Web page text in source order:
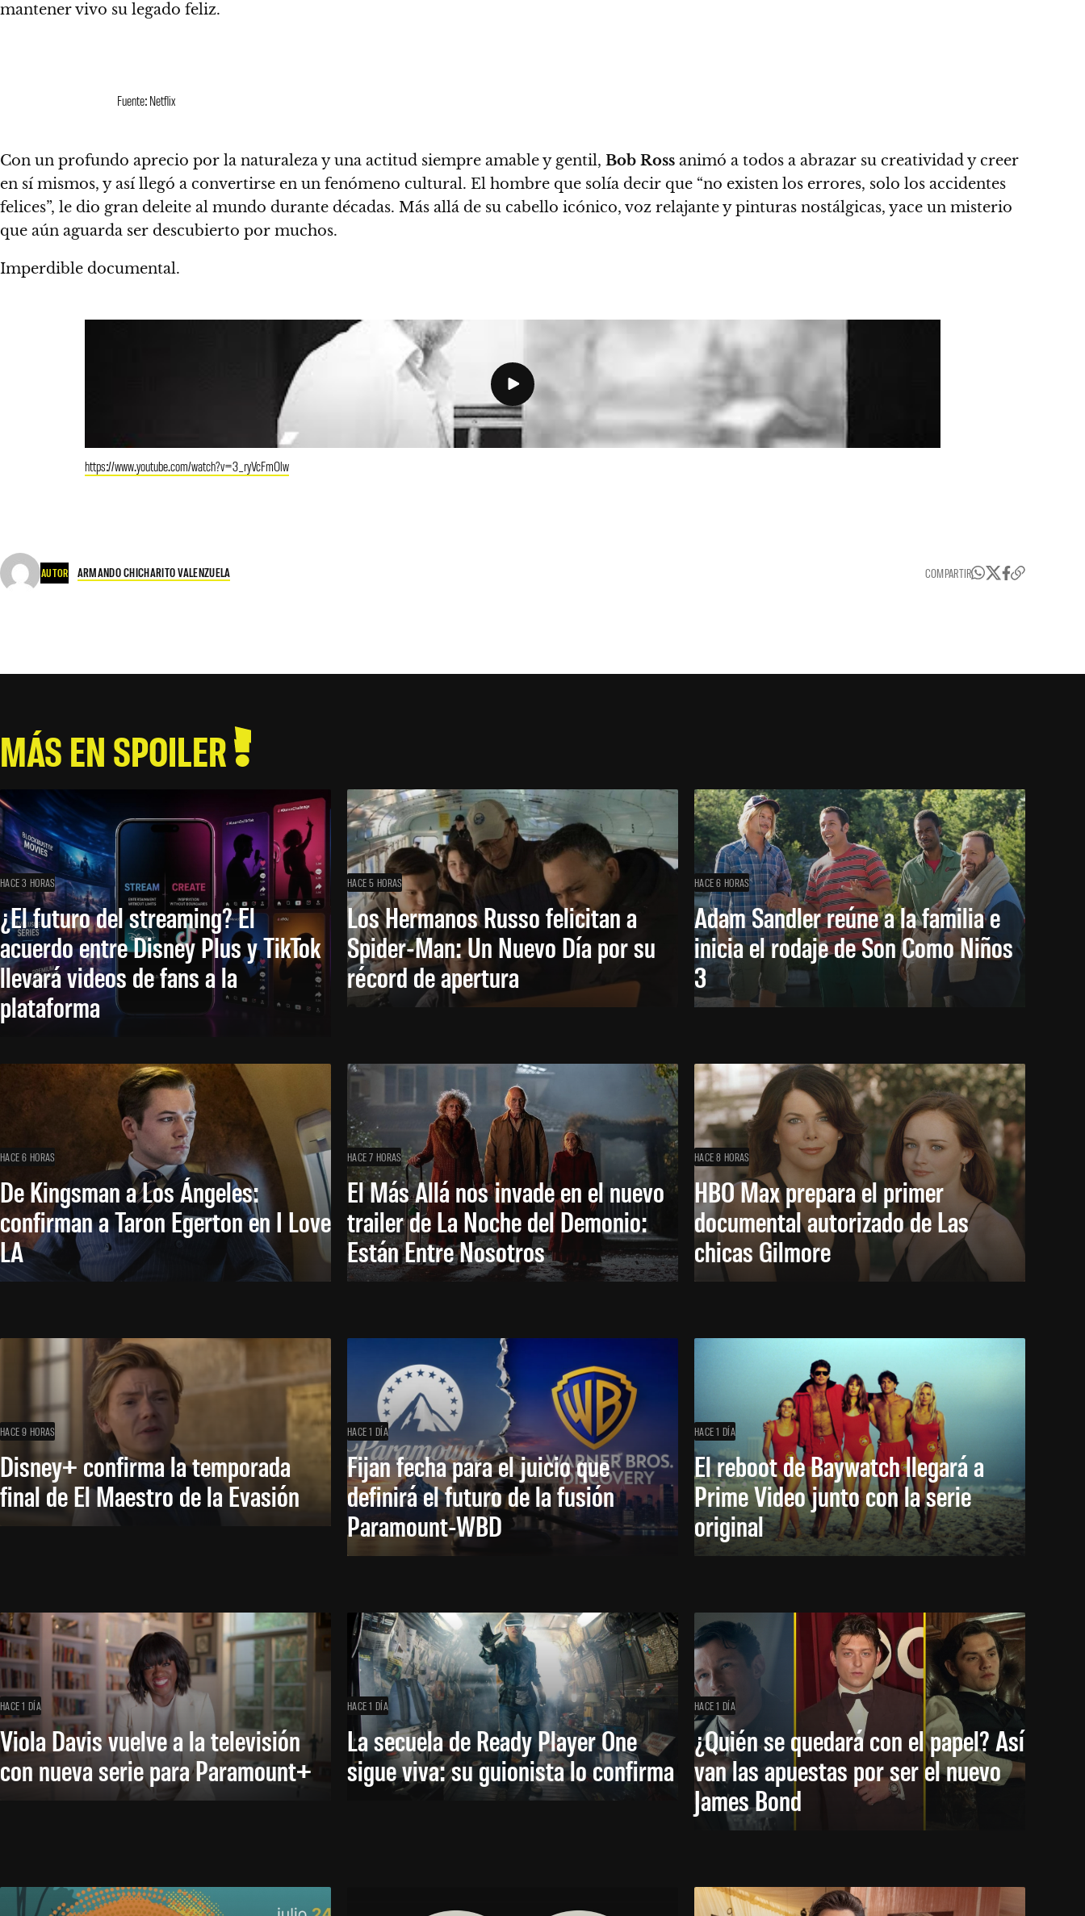
mantener vivo su legado feliz.
Fuente: Netflix
Con un profundo aprecio por la naturaleza y una actitud siempre amable y gentil, Bob Ross animó a todos a abrazar su creatividad y creer
en sí mismos, y así llegó a convertirse en un fenómeno cultural. El hombre que solía decir que “no existen los errores, solo los accidentes
felices”, le dio gran deleite al mundo durante décadas. Más allá de su cabello icónico, voz relajante y pinturas nostálgicas, yace un misterio
que aún aguarda ser descubierto por muchos.
Imperdible documental.
https://www.youtube.com/watch?v=3_ryVcFmOlw
AUTOR ARMANDO CHICHARITO VALENZUELA COMPARTIR
MÁS EN SPOILER
HACE 3 HORAS
¿El futuro del streaming? El
acuerdo entre Disney Plus y TikTok
llevará videos de fans a la
plataforma
HACE 5 HORAS
Los Hermanos Russo felicitan a
Spider-Man: Un Nuevo Día por su
récord de apertura
HACE 6 HORAS
Adam Sandler reúne a la familia e
inicia el rodaje de Son Como Niños
3
HACE 6 HORAS
De Kingsman a Los Ángeles:
confirman a Taron Egerton en I Love
LA
HACE 7 HORAS
El Más Allá nos invade en el nuevo
trailer de La Noche del Demonio:
Están Entre Nosotros
HACE 8 HORAS
HBO Max prepara el primer
documental autorizado de Las
chicas Gilmore
HACE 9 HORAS
Disney+ confirma la temporada
final de El Maestro de la Evasión
HACE 1 DÍA
Fijan fecha para el juicio que
definirá el futuro de la fusión
Paramount-WBD
HACE 1 DÍA
El reboot de Baywatch llegará a
Prime Video junto con la serie
original
HACE 1 DÍA
Viola Davis vuelve a la televisión
con nueva serie para Paramount+
HACE 1 DÍA
La secuela de Ready Player One
sigue viva: su guionista lo confirma
HACE 1 DÍA
¿Quién se quedará con el papel? Así
van las apuestas por ser el nuevo
James Bond